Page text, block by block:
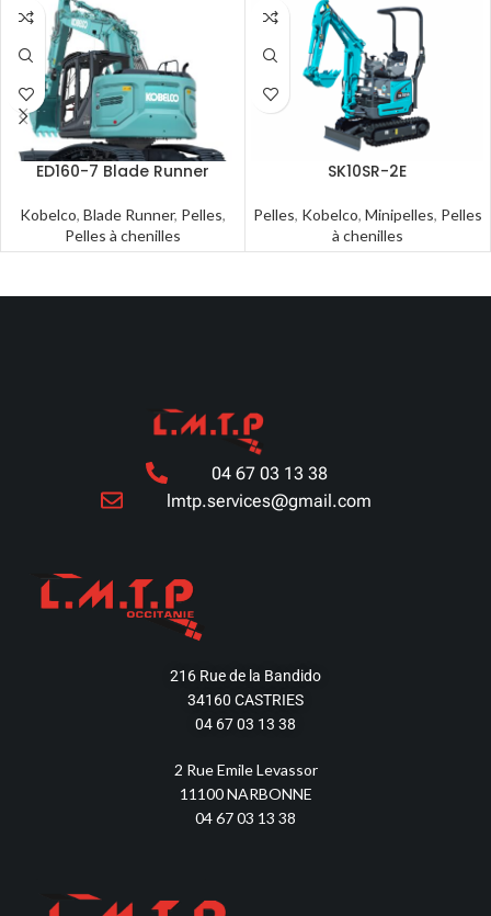
ED160-7 Blade Runner
Kobelco, Blade Runner, Pelles,
Pelles à chenilles
SK10SR-2E
Pelles, Kobelco, Minipelles, Pelles
à chenilles
04 67 03 13 38
lmtp.services@gmail.com
216 Rue de la Bandido
34160 CASTRIES
04 67 03 13 38
2 Rue Emile Levassor
11100 NARBONNE
04 67 03 13 38